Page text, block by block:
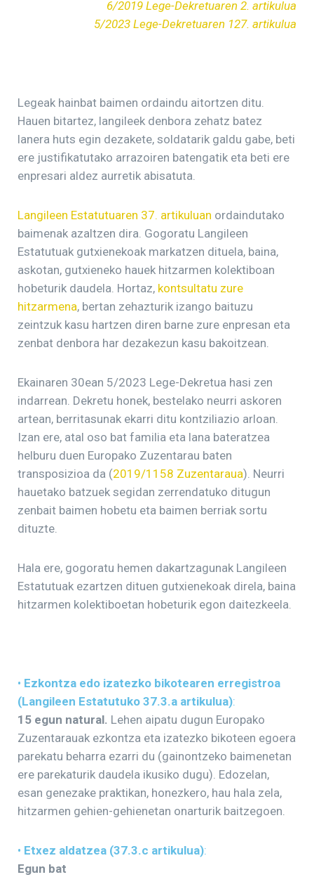
6/2019 Lege-Dekretuaren 2. artikulua
5/2023 Lege-Dekretuaren 127. artikulua
Legeak hainbat baimen ordaindu aitortzen ditu.
Hauen bitartez, langileek denbora zehatz batez
lanera huts egin dezakete, soldatarik galdu gabe, beti
ere justifikatutako arrazoiren batengatik eta beti ere
enpresari aldez aurretik abisatuta.
Langileen Estatutuaren 37. artikuluan ordaindutako
baimenak azaltzen dira. Gogoratu Langileen
Estatutuak gutxienekoak markatzen dituela, baina,
askotan, gutxieneko hauek hitzarmen kolektiboan
hobeturik daudela. Hortaz, kontsultatu zure
hitzarmena, bertan zehazturik izango baituzu
zeintzuk kasu hartzen diren barne zure enpresan eta
zenbat denbora har dezakezun kasu bakoitzean.
Ekainaren 30ean 5/2023 Lege-Dekretua hasi zen
indarrean. Dekretu honek, bestelako neurri askoren
artean, berritasunak ekarri ditu kontziliazio arloan.
Izan ere, atal oso bat familia eta lana bateratzea
helburu duen Europako Zuzentarau baten
transposizioa da (2019/1158 Zuzentaraua). Neurri
hauetako batzuek segidan zerrendatuko ditugun
zenbait baimen hobetu eta baimen berriak sortu
dituzte.
Hala ere, gogoratu hemen dakartzagunak Langileen
Estatutuak ezartzen dituen gutxienekoak direla, baina
hitzarmen kolektiboetan hobeturik egon daitezkeela.
• Ezkontza edo izatezko bikotearen erregistroa
(Langileen Estatutuko 37.3.a artikulua):
15 egun natural. Lehen aipatu dugun Europako
Zuzentarauak ezkontza eta izatezko bikoteen egoera
parekatu beharra ezarri du (gainontzeko baimenetan
ere parekaturik daudela ikusiko dugu). Edozelan,
esan genezake praktikan, honezkero, hau hala zela,
hitzarmen gehien-gehienetan onarturik baitzegoen.
• Etxez aldatzea (37.3.c artikulua):
Egun bat